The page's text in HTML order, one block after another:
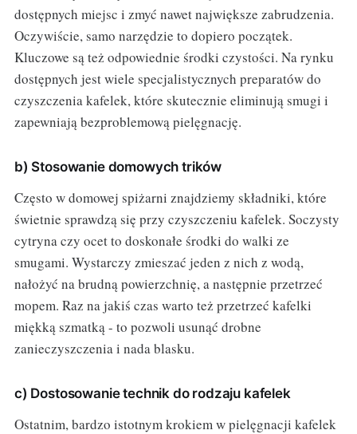
dostępnych miejsc i zmyć nawet największe zabrudzenia.
Oczywiście, samo narzędzie to dopiero początek.
Kluczowe są też odpowiednie środki czystości. Na rynku
dostępnych jest wiele specjalistycznych preparatów do
czyszczenia kafelek, które skutecznie eliminują smugi i
zapewniają bezproblemową pielęgnację.
b) Stosowanie domowych trików
Często w domowej spiżarni znajdziemy składniki, które
świetnie sprawdzą się przy czyszczeniu kafelek. Soczysty
cytryna czy ocet to doskonałe środki do walki ze
smugami. Wystarczy zmieszać jeden z nich z wodą,
nałożyć na brudną powierzchnię, a następnie przetrzeć
mopem. Raz na jakiś czas warto też przetrzeć kafelki
miękką szmatką - to pozwoli usunąć drobne
zanieczyszczenia i nada blasku.
c) Dostosowanie technik do rodzaju kafelek
Ostatnim, bardzo istotnym krokiem w pielęgnacji kafelek